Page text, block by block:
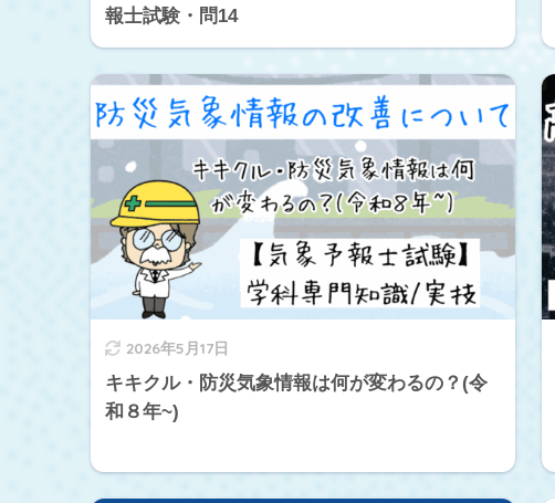
報士試験・問14
2026年5月17日
キキクル・防災気象情報は何が変わるの？(令
和８年~)